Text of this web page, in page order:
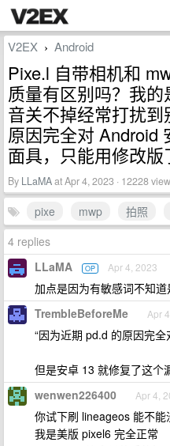
V2EX › Android
Pixe.l 自带相机和
质量有区别吗？我
音关不掉经常打扰
原因完全对 Android
面具，只能用修改版
By LLaMAat Apr 4, 2023 · 12228
pixe mwp 拍照
4 replies
LLaMA OP Apr 4, 2023
加点是因为有敏感词不知
TrembleBeforeMe Apr
“因为近期 pd.d 的原因完
但是安卓 13 就修复了这个
wenwen226400 Apr 4,
你试下刷 lineageos 能不能
我是美版 pixel6 完全正常